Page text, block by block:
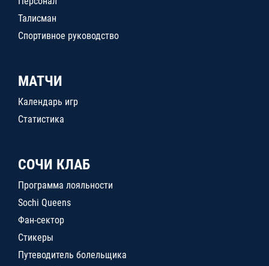
Талисман
Спортивное руководство
МАТЧИ
Календарь игр
Статистика
СОЧИ КЛАБ
Программа лояльности
Sochi Queens
Фан-сектор
Стикеры
Путеводитель болельщика